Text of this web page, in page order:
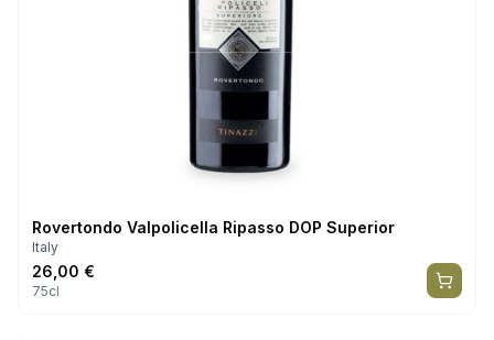
Rovertondo Valpolicella Ripasso DOP Superior
Italy
26,00 €
75cl